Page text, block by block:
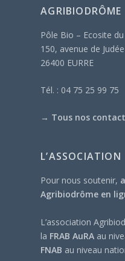
AGRIBIODRÔME
Pôle Bio – Ecosite
150, avenue de Judée
26400 EURRE
Tél. : 04 75 25 99 75
→ Tous nos
L’ASSOCIATION
Pour nous soutenir,
Agribiodrôme en
L’association
la FRAB AuRA au
FNAB au niveau